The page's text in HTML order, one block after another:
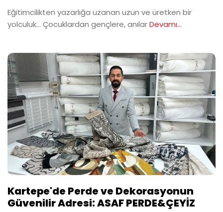
Eğitimcilikten yazarlığa uzanan uzun ve üretken bir
yolculuk… Çocuklardan gençlere, anılarDevamı...
Kartepe'de Perde ve Dekorasyonun
Güvenilir Adresi: ASAF PERDE&ÇEYİZ